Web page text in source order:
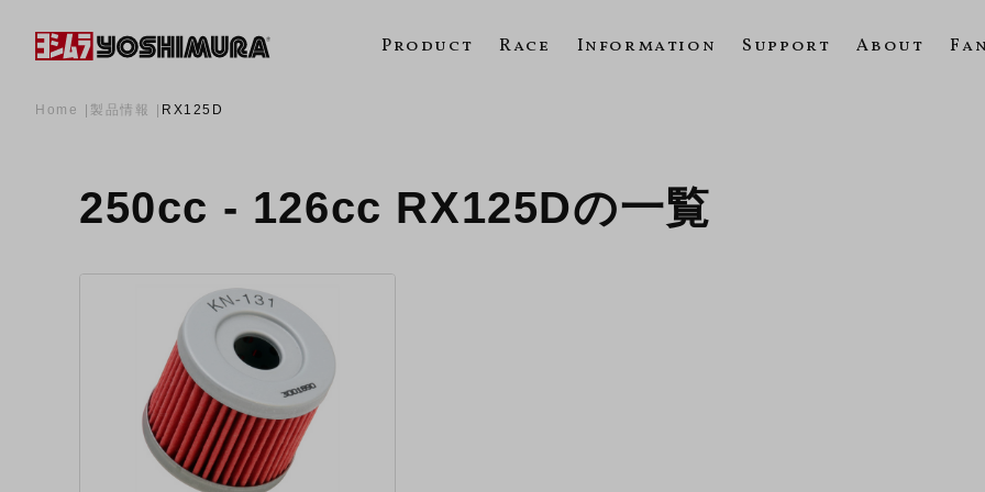
Product Race Information Support About
Home 製品情報 RX125D
250cc - 126cc RX125Dの一覧